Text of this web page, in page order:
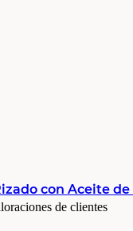
con Aceite
de clientes